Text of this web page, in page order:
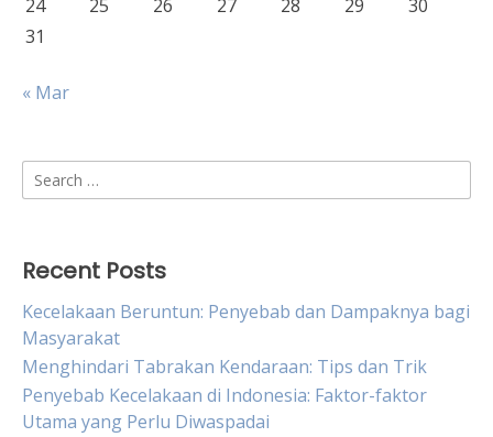
24 25 26 27 28 29
30
31
« Mar
Search
for:
Recent Posts
Kecelakaan Beruntun: Penyebab dan Dampaknya bagi
Masyarakat
Menghindari Tabrakan Kendaraan: Tips dan Trik
Penyebab Kecelakaan di Indonesia: Faktor-faktor
Utama yang Perlu Diwaspadai